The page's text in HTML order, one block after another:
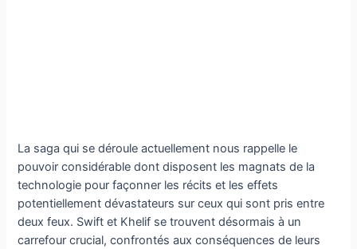
La saga qui se déroule actuellement nous rappelle le
pouvoir considérable dont disposent les magnats de la
technologie pour façonner les récits et les effets
potentiellement dévastateurs sur ceux qui sont pris entre
deux feux. Swift et Khelif se trouvent désormais à un
carrefour crucial, confrontés aux conséquences de leurs